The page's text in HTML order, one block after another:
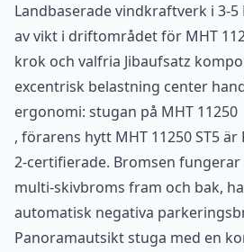
Landbaserade vindkraftverk i 3-
av vikt i driftområdet för MHT
krok och valfria Jibaufsatz
excentrisk belastning center
ergonomi: stugan på MHT 11250
, förarens hytt MHT 11250 ST5 är
2-certifierade. Bromsen
multi-skivbroms fram och bak,
automatisk negativa
Panoramautsikt stuga med en